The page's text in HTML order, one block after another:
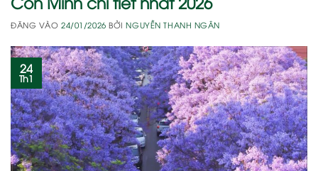
ĐĂNG VÀO24/01/2026 BỞINGUYỄN THANH NGÂN
24
Th1